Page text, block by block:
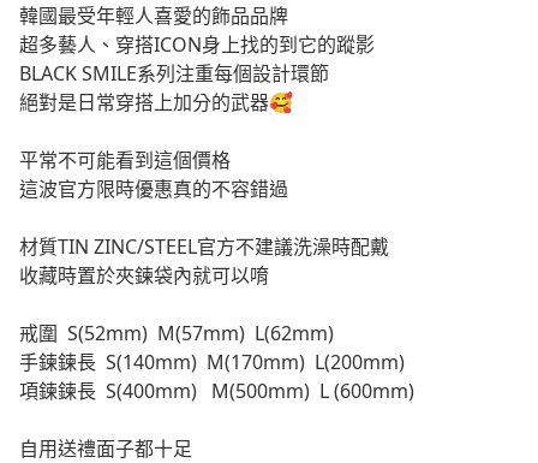
韓國最受年輕人喜愛的飾品品牌
超多藝人、穿搭ICON身上找的到它的蹤影
BLACK SMILE系列注重每個設計環節
絕對是日常穿搭上加分的武器🥰
平常不可能看到這個價格
這波官方限時優惠真的不容錯過
材質TIN ZINC/STEEL官方不建議洗澡時配戴
收藏時置於夾鍊袋內就可以唷
戒圍 S(52mm) M(57mm) L(62mm)
手鍊鍊長 S(140mm) M(170mm) L(200mm)
項鍊鍊長 S(400mm) M(500mm) L (600mm)
自用送禮面子都十足